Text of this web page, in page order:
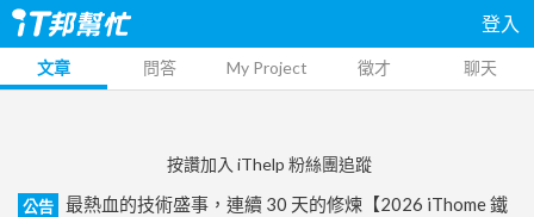
登入
文章 問答 My Project 徵才 聊天
按讚加入 iThelp 粉絲團追蹤
公告
最熱血的技術盛事，連續 30 天的修煉【2026 iThome 鐵